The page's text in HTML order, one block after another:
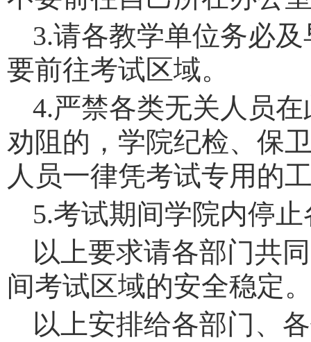
3.请各教学单位务必
要前往考试区域。
4.严禁各类无关人员
劝阻的，学院纪检、保
人员一律凭考试专用的
5.考试期间学院内停
以上要求请各部门共
间考试区域的安全稳定
以上安排给各部门、